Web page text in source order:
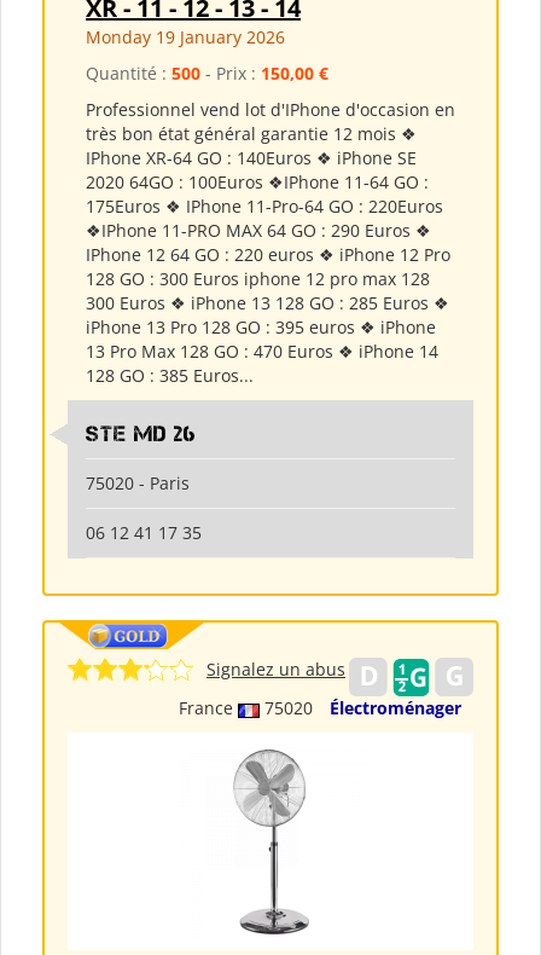
XR - 11 - 12 - 13 - 14
Monday 19 January 2026
Quantité : 500 - Prix : 150,00 €
Professionnel vend lot d'IPhone d'occasion en
très bon état général garantie 12 mois ❖
IPhone XR-64 GO : 140Euros ❖ iPhone SE
2020 64GO : 100Euros ❖IPhone 11-64 GO :
175Euros ❖ IPhone 11-Pro-64 GO : 220Euros
❖IPhone 11-PRO MAX 64 GO : 290 Euros ❖
IPhone 12 64 GO : 220 euros ❖ iPhone 12 Pro
128 GO : 300 Euros iphone 12 pro max 128
300 Euros ❖ iPhone 13 128 GO : 285 Euros ❖
iPhone 13 Pro 128 GO : 395 euros ❖ iPhone
13 Pro Max 128 GO : 470 Euros ❖ iPhone 14
128 GO : 385 Euros...
Ste md 26
75020 - Paris
06 12 41 17 35
France 75020 Électroménager
Signalez un abus